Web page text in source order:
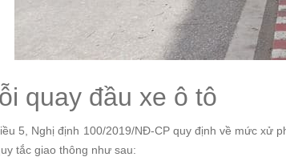
quay đầu xe ô tô
5, Nghị định 100/2019/NĐ-CP quy định về mức xử
tắc giao thông như sau: